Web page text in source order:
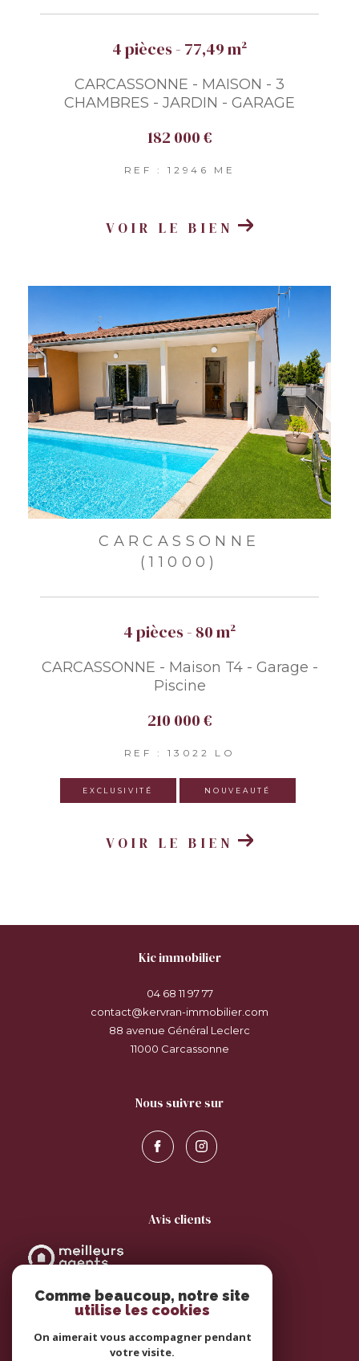
4 pièces - 77,49 m²
CARCASSONNE - MAISON - 3
CHAMBRES - JARDIN - GARAGE
182 000 €
REF : 12946 ME
VOIR LE BIEN
CARCASSONNE
(11000)
4 pièces - 80 m²
CARCASSONNE - Maison T4 - Garage -
Piscine
210 000 €
REF : 13022 LO
EXCLUSIVITÉ NOUVEAUTÉ
VOIR LE BIEN
kic immobilier
04 68 11 97 77
contact@kervran-immobilier.com
88 avenue Général Leclerc
11000
carcassonne
nous suivre sur
avis clients
Comme beaucoup, notre site
utilise les cookies
On aimerait vous accompagner pendant
votre visite.